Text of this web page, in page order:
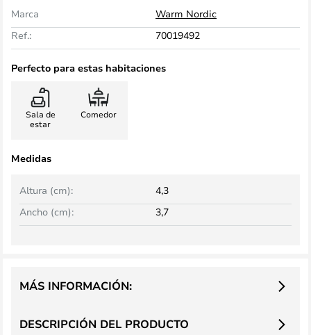
Marca
Warm Nordic
Ref.:
70019492
Perfecto para estas habitaciones
Sala de
estar
Comedor
Medidas
Ancho (cm): 3,7
Altura (cm): 4,3
DESCRIPCIÓN DEL PRODUCTO
MÁS INFORMACIÓN: